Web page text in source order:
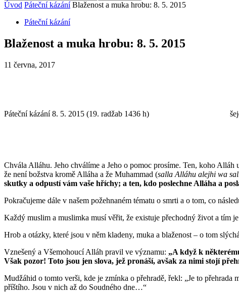
Úvod Páteční kázání Blaženost a muka hrobu: 8. 5. 2015
Páteční kázání
Blaženost a muka hrobu: 8. 5. 2015
11 června, 2017
Páteční kázání 8. 5. 2015 (19. radžab 1436 h) šejch
Chvála Alláhu. Jeho chválíme a Jeho o pomoc prosíme. Ten, koho
že není božstva kromě Alláha a že Muhammad (salla Alláhu alejhi wa
skutky a odpustí vám vaše hříchy; a ten, kdo poslechne Alláha a
Pokračujeme dále v našem požehnaném tématu o smrti a o tom, co
Každý muslim a muslimka musí věřit, že existuje přechodný život a tím
Hrob a otázky, které jsou v něm kladeny, muka a blaženost – o tom
Vznešený a Všemohoucí Alláh pravil ve významu: „A když k
Však pozor! Toto jsou jen slova, jež pronáší, avšak za nimi stojí
Mudžáhid o tomto verši, kde je zmínka o přehradě, řekl: „Je to
příštího. Jsou v nich až do Soudného dne…“